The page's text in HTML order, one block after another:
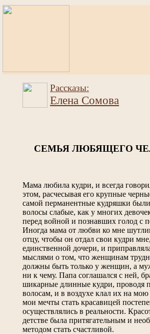
Рассказы:
Елена Сомова
СЕМЬЯ ЛЮБЯЩЕГО
Мама любила кудри, и всегда
этом, расчесывая его крупные
самой перманентные кудряшки
волосы слабые, как у многих
перед войной и познавших голод с
Иногда мама от любви ко мне
отцу, чтобы он отдал свои кудри
единственной дочери, и
мыслями о том, что женщинам
должны быть только у женщин, а
ни к чему. Папа соглашался с ней,
шикарные длинные кудри, проводя
волосам, и в воздухе клал их на мою
мои мечты стать красавицей
осуществлялись в реальности.
детстве была притягательным и
методом стать счастливой.